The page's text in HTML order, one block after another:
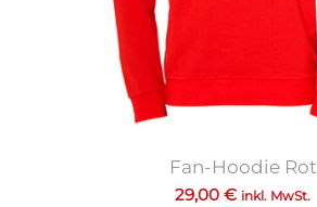
Fan-Hoodie Rot
29,00€ inkl. MwSt.